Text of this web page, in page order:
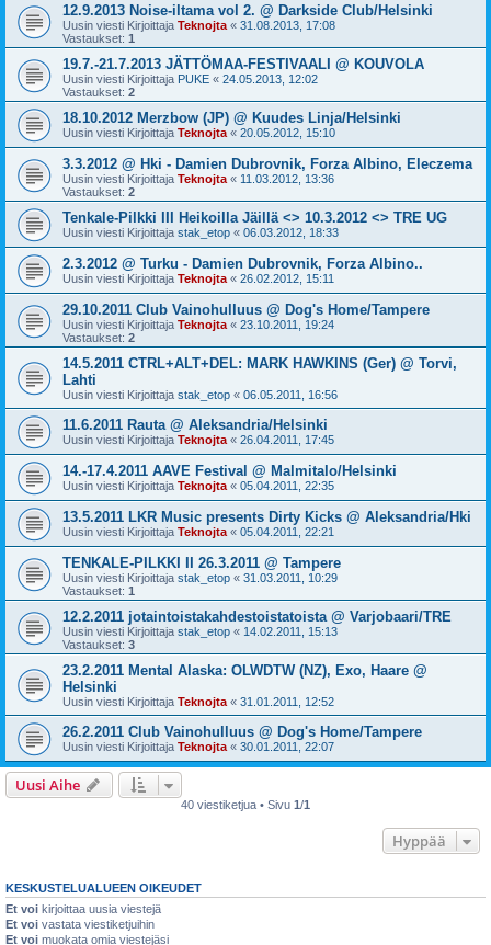
12.9.2013 Noise-iltama vol 2. @ Darkside Club/Helsinki
Uusin viesti Kirjoittaja Teknojta « 31.08.2013, 17:08
Vastaukset: 1
19.7.-21.7.2013 JÄTTÖMAA-FESTIVAALI @ KOUVOLA
Uusin viesti Kirjoittaja PUKE « 24.05.2013, 12:02
Vastaukset: 2
18.10.2012 Merzbow (JP) @ Kuudes Linja/Helsinki
Uusin viesti Kirjoittaja Teknojta « 20.05.2012, 15:10
3.3.2012 @ Hki - Damien Dubrovnik, Forza Albino, Eleczema
Uusin viesti Kirjoittaja Teknojta « 11.03.2012, 13:36
Vastaukset: 2
Tenkale-Pilkki III Heikoilla Jäillä <> 10.3.2012 <> TRE UG
Uusin viesti Kirjoittaja stak_etop « 06.03.2012, 18:33
2.3.2012 @ Turku - Damien Dubrovnik, Forza Albino..
Uusin viesti Kirjoittaja Teknojta « 26.02.2012, 15:11
29.10.2011 Club Vainohulluus @ Dog's Home/Tampere
Uusin viesti Kirjoittaja Teknojta « 23.10.2011, 19:24
Vastaukset: 2
14.5.2011 CTRL+ALT+DEL: MARK HAWKINS (Ger) @ Torvi,
Lahti
Uusin viesti Kirjoittaja stak_etop « 06.05.2011, 16:56
11.6.2011 Rauta @ Aleksandria/Helsinki
Uusin viesti Kirjoittaja Teknojta « 26.04.2011, 17:45
14.-17.4.2011 AAVE Festival @ Malmitalo/Helsinki
Uusin viesti Kirjoittaja Teknojta « 05.04.2011, 22:35
13.5.2011 LKR Music presents Dirty Kicks @ Aleksandria/Hki
Uusin viesti Kirjoittaja Teknojta « 05.04.2011, 22:21
TENKALE-PILKKI II 26.3.2011 @ Tampere
Uusin viesti Kirjoittaja stak_etop « 31.03.2011, 10:29
Vastaukset: 1
12.2.2011 jotaintoistakahdestoistatoista @ Varjobaari/TRE
Uusin viesti Kirjoittaja stak_etop « 14.02.2011, 15:13
Vastaukset: 3
23.2.2011 Mental Alaska: OLWDTW (NZ), Exo, Haare @
Helsinki
Uusin viesti Kirjoittaja Teknojta « 31.01.2011, 12:52
26.2.2011 Club Vainohulluus @ Dog's Home/Tampere
Uusin viesti Kirjoittaja Teknojta « 30.01.2011, 22:07
Uusi Aihe
40 viestiketjua • Sivu 1/1
Hyppää
KESKUSTELUALUEEN OIKEUDET
Et voi kirjoittaa uusia viestejä
Et voi vastata viestiketjuihin
Et voi muokata omia viestejäsi